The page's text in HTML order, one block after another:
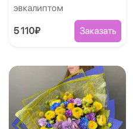
эвкалиптом
5 110₽ Заказать